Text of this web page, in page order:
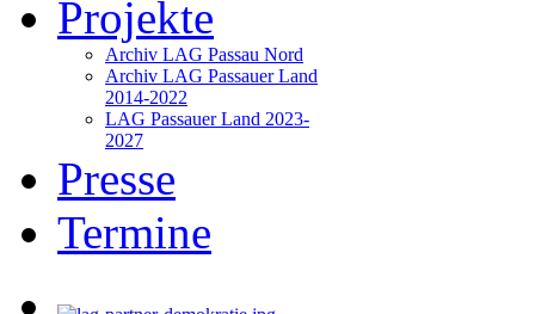
Projekte
Archiv LAG Passau Nord
Archiv LAG Passauer Land
2014-2022
LAG Passauer Land 2023-
2027
Presse
Termine